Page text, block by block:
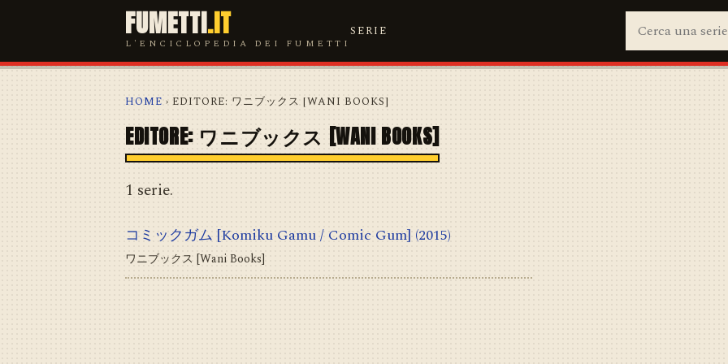
FUMETTI.IT
L'ENCICLOPEDIA DEI FUMETTI
SERIE
HOME › EDITORE: ワニブックス [WANI BOOKS]
EDITORE: ワニブックス [WANI BOOKS]
1 serie.
コミックガム [Komiku Gamu / Comic Gum] (2015)
ワニブックス [Wani Books]